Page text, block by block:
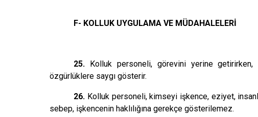
F- KOLLUK UYGULAMA VE MÜDAHALELERİ
25. Kolluk personeli, görevini yerine
özgürlüklere saygı gösterir.
26. Kolluk personeli, kimseyi işkence, eziyet,
sebep, işkencenin haklılığına gerekçe gösterilemez.